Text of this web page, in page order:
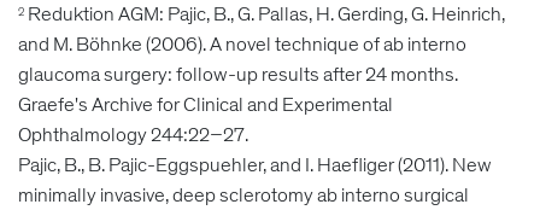
2 Reduktion AGM: Pajic, B., G. Pallas, H. Gerding, G. Heinrich,
and M. Böhnke (2006). A novel technique of ab interno
glaucoma surgery: follow-up results after 24 months.
Graefe's Archive for Clinical and Experimental
Ophthalmology 244:22–27.
Pajic, B., B. Pajic-Eggspuehler, and I. Haefliger (2011). New
minimally invasive, deep sclerotomy ab interno surgical